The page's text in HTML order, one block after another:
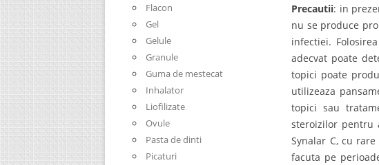
Precautii: in
nu se produce
infectiei.
adecvat poate
topici poate
utilizeaza
topici sau
steroizilor pentru
Synalar C, cu
facuta pe
Flacon
Gel
Gelule
Granule
Guma de mestecat
Inhalator
Liofilizate
Ovule
Pasta de dinti
Picaturi